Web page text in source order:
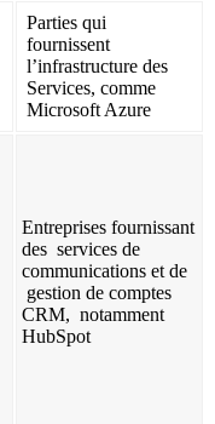
Parties qui
fournissent
l’infrastructure des
Services, comme
Microsoft Azure
Entreprises fournissant
des services de
communications et de
gestion de comptes
CRM, notamment
HubSpot